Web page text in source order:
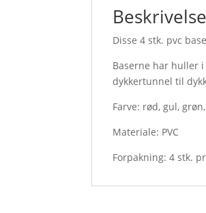
Beskrivelse
Disse 4 stk. pvc
Baserne har huller
dykkertunnel til
Farve: rød, gul,
Materiale: PVC
Forpakning: 4 stk.